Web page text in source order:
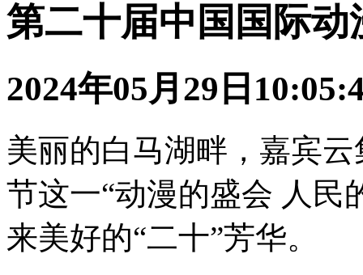
第二十届中国国际
2024年05月29日
美丽的白马湖畔，嘉宾
节这一“动漫的盛会 人民
来美好的“二十”芳华。